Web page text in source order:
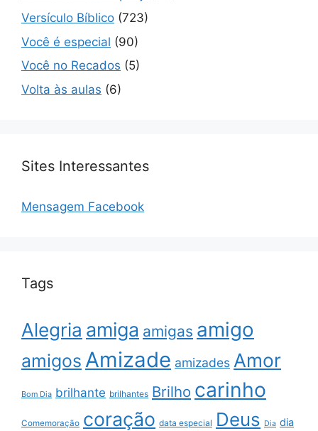
Versículo Bíblico (723)
Você é especial (90)
Você no Recados (5)
Volta às aulas (6)
Sites Interessantes
Mensagem Facebook
Tags
Alegria amiga amigas amigo
amigos Amizade amizades Amor
Bom Dia brilhante brilhantes Brilho carinho
Comemoração coração data especial Deus Dia dia